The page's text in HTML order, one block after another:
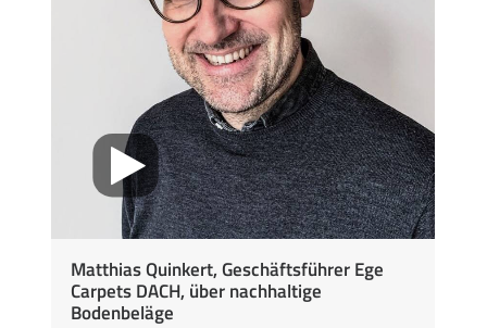
Matthias Quinkert, Geschäftsführer Ege
Carpets DACH, über nachhaltige
Bodenbeläge